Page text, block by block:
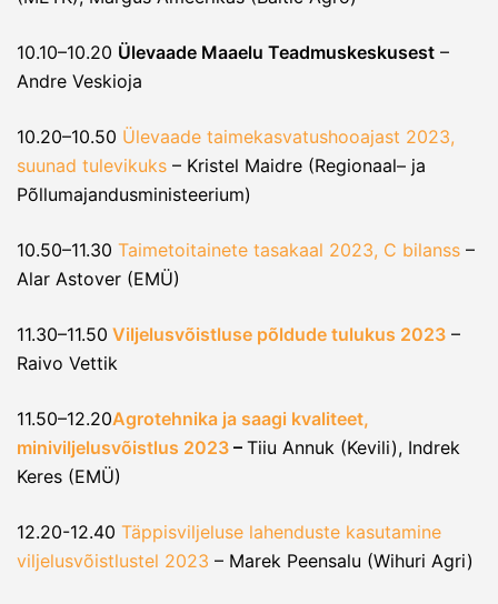
10.10–10.20 Ülevaade Maaelu Teadmuskeskusest –
Andre Veskioja
10.20–10.50 Ülevaade taimekasvatushooajast 2023,
suunad tulevikuks – Kristel Maidre (Regionaal– ja
Põllumajandusministeerium)
10.50–11.30 Taimetoitainete tasakaal 2023, C bilanss –
Alar Astover (EMÜ)
11.30–11.50 Viljelusvõistluse põldude tulukus 2023 –
Raivo Vettik
11.50–12.20Agrotehnika ja saagi kvaliteet,
miniviljelusvõistlus 2023 – Tiiu Annuk (Kevili), Indrek
Keres (EMÜ)
12.20-12.40 Täppisviljeluse lahenduste kasutamine
viljelusvõistlustel 2023 – Marek Peensalu (Wihuri Agri)